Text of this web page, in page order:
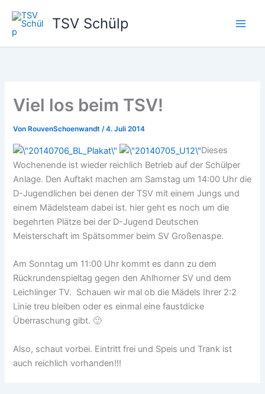
Inhalt
springen
TSV Schülp
Viel los beim TSV!
Von RouvenSchoenwandt/4. Juli 2014
Dieses
Wochenende ist wieder reichlich Betrieb auf der Schülper
Anlage. Den Auftakt machen am Samstag um 14:00 Uhr die
D-Jugendlichen bei denen der TSV mit einem Jungs und
einem Mädelsteam dabei ist. hier geht es noch um die
begehrten Plätze bei der D-Jugend Deutschen
Meisterschaft im Spätsommer beim SV Großenaspe.
Am Sonntag um 11:00 Uhr kommt es dann zu dem
Rückrundenspieltag gegen den Ahlhorner SV und dem
Leichlinger TV. Schauen wir mal ob die Mädels Ihrer 2:2
Linie treu bleiben oder es einmal eine faustdicke
Überraschung gibt. 🙂
Also, schaut vorbei. Eintritt frei und Speis und Trank ist
auch reichlich vorhanden!!!